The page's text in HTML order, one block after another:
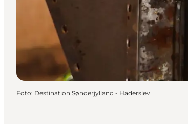
Foto: Destination Sønderjylland - Haderslev